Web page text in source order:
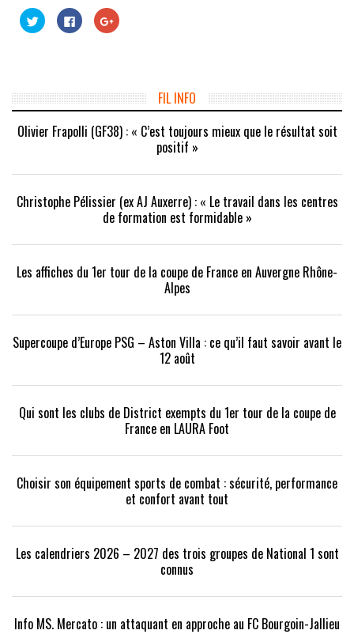
Cliquez
pour
partager
fenêtre)
Cliquez
pour
partager
fenêtre)
Cliquez
pour
nouvelle
fenêtre)
FIL INFO
Olivier Frapolli (GF38) : « C’est toujours mieux que le résultat soit
positif »
Christophe Pélissier (ex AJ Auxerre) : « Le travail dans les centres
de formation est formidable »
Les affiches du 1er tour de la coupe de France en Auvergne Rhône-
Alpes
Supercoupe d’Europe PSG – Aston Villa : ce qu’il faut savoir avant le
12 août
Qui sont les clubs de District exempts du 1er tour de la coupe de
France en LAURA Foot
Choisir son équipement sports de combat : sécurité, performance
et confort avant tout
Les calendriers 2026 – 2027 des trois groupes de National 1 sont
connus
Info MS. Mercato : un attaquant en approche au FC Bourgoin-Jallieu